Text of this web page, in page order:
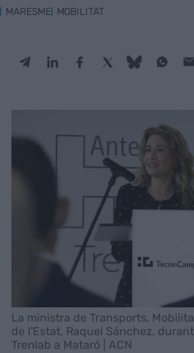
MARESME MOBILITAT
La ministra de Transports,
de l'Estat, Raquel Sánchez,
Trenlab a Mataró | ACN